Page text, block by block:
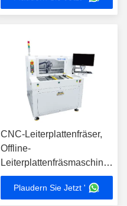
YSVC-650
CNC-Leiterplattenfräser,
Offline-
Leiterplattenfräsmaschine
-YSVC-650
Plaudern Sie Jetzt '